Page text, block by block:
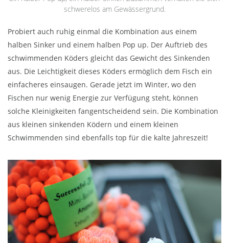
schwerelos am Gewässergrund.
Probiert auch ruhig einmal die Kombination aus einem
halben Sinker und einem halben Pop up. Der Auftrieb des
schwimmenden Köders gleicht das Gewicht des Sinkenden
aus. Die Leichtigkeit dieses Köders ermöglich dem Fisch ein
einfacheres einsaugen. Gerade jetzt im Winter, wo den
Fischen nur wenig Energie zur Verfügung steht, können
solche Kleinigkeiten fangentscheidend sein. Die Kombination
aus kleinen sinkenden Ködern und einem kleinen
Schwimmenden sind ebenfalls top für die kalte Jahreszeit!